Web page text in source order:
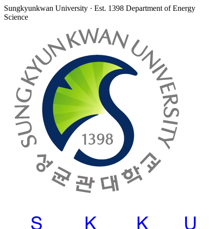
Sungkyunkwan University · Est. 1398 Department of Energy
Science